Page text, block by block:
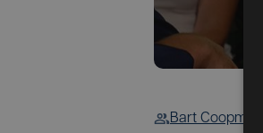
Bart Coopman